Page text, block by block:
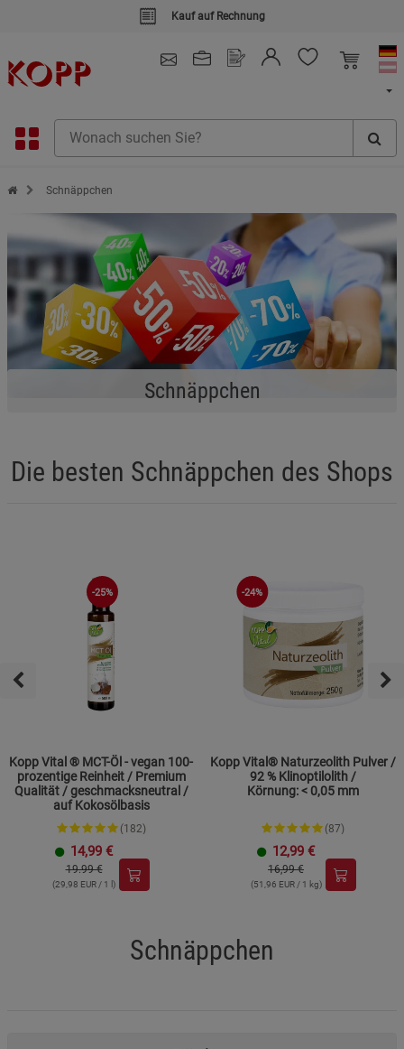
Kauf auf Rechnung
Zur Startseite des Kopp Verlag Online-Shop
Schnäppchen
Schnäppchen
Die besten Schnäppchen des Shops
-25%
Kopp Vital ® MCT-Öl - vegan 100-
prozentige Reinheit / Premium
Qualität / geschmacksneutral /
auf Kokosölbasis
(182)
14,99 €
19.99 €
(29,98 EUR / 1 l)
-24%
Kopp Vital® Naturzeolith Pulver /
92 % Klinoptilolith /
Körnung: < 0,05 mm
(87)
12,99 €
16,99 €
(51,96 EUR / 1 kg)
Schnäppchen